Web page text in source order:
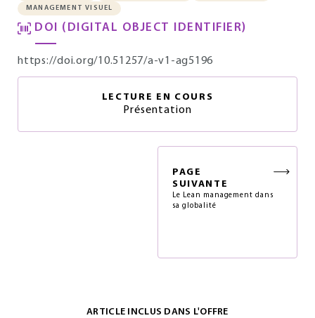
MANAGEMENT VISUEL
DOI (DIGITAL OBJECT IDENTIFIER)
https://doi.org/10.51257/a-v1-ag5196
LECTURE EN COURS
Présentation
PAGE
SUIVANTE
Le Lean management dans
sa globalité
ARTICLE INCLUS DANS L'OFFRE